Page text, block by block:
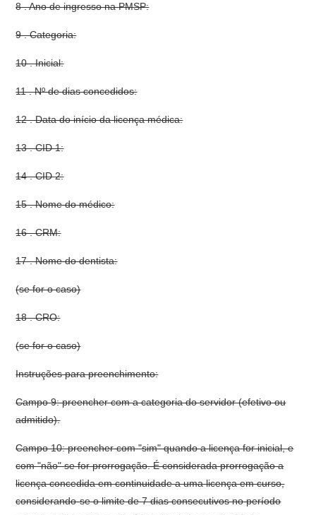
8 . Ano de ingresso na PMSP:
9 . Categoria:
10 . Inicial:
11 . Nº de dias concedidos:
12 . Data do início da licença médica:
13 . CID 1:
14 . CID 2:
15 . Nome do médico:
16 . CRM:
17 . Nome do dentista:
(se for o caso)
18 . CRO:
(se for o caso)
Instruções para preenchimento:
Campo 9: preencher com a categoria do servidor (efetivo ou
admitido).
Campo 10: preencher com "sim" quando a licença for inicial, e
com "não" se for prorrogação. É considerada prorrogação a
licença concedida em continuidade a uma licença em curso,
considerando-se o limite de 7 dias consecutivos no período